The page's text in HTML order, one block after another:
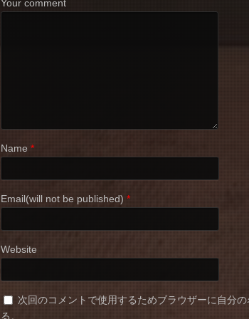
Your comment
Name *
Email(will not be published) *
Website
次回のコメントで使用するためブラウザーに自分
る。